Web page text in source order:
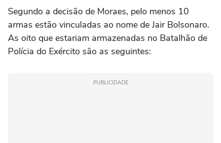
Segundo a decisão de Moraes, pelo menos 10
armas estão vinculadas ao nome de Jair Bolsonaro.
As oito que estariam armazenadas no Batalhão de
Polícia do Exército são as seguintes:
PUBLICIDADE